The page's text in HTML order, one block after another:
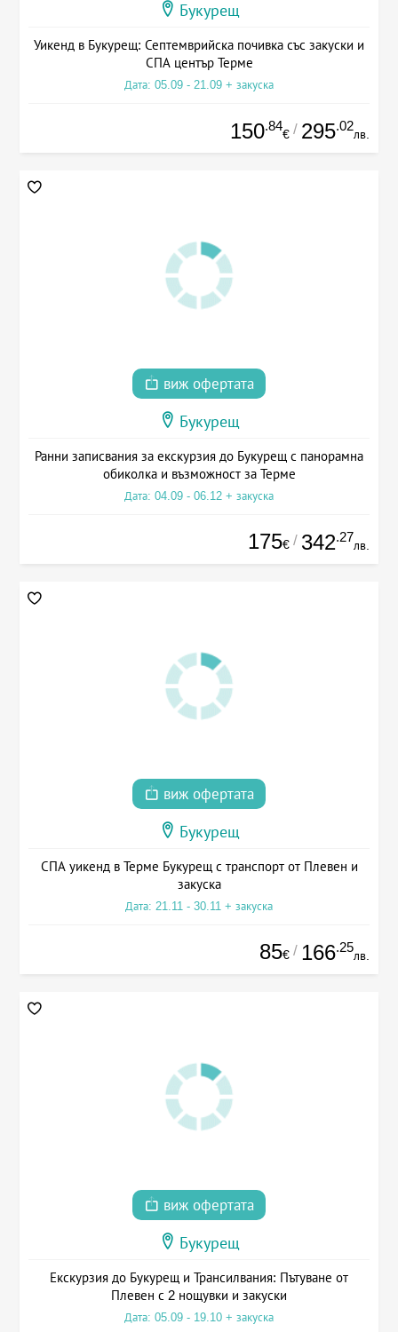
Букурещ
Уикенд в Букурещ: Септемврийска почивка със закуски и
СПА център Терме
Дата: 05.09 - 21.09 + закуска
150.84
€ / 295.02
лв.
виж офертата
Букурещ
Ранни записвания за екскурзия до Букурещ с панорамна
обиколка и възможност за Терме
Дата: 04.09 - 06.12 + закуска
175€ / 342.27
лв.
виж офертата
Букурещ
СПА уикенд в Терме Букурещ с транспорт от Плевен и
закуска
Дата: 21.11 - 30.11 + закуска
85€ / 166.25
лв.
виж офертата
Букурещ
Екскурзия до Букурещ и Трансилвания: Пътуване от
Плевен с 2 нощувки и закуски
Дата: 05.09 - 19.10 + закуска